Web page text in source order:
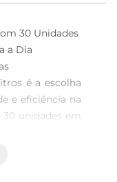
30 Unidades
a Dia
é a escolha
e eficiência na
unidades em
sempre